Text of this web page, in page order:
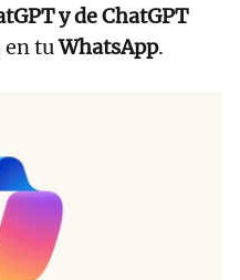
y de ChatGPT
en tuWhatsApp.